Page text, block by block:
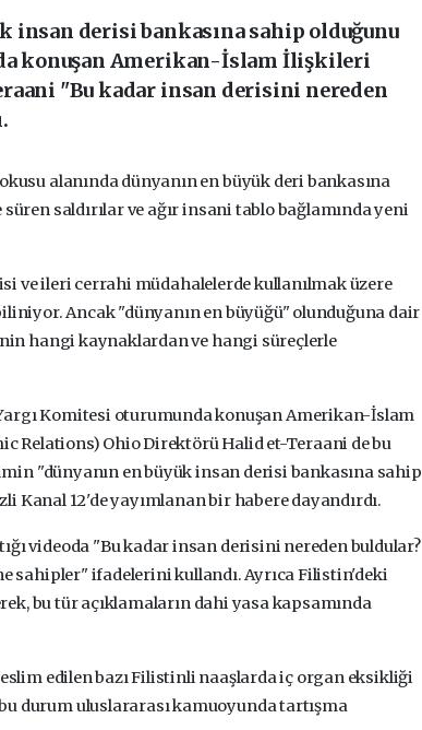
derisi bankasına sahip olduğunu
konuşan Amerikan-İslam İlişkileri
"Bu kadar insan derisini nereden
alanında dünyanın en büyük deri bankasına
saldırılar ve ağır insani tablo bağlamında yeni
ve ileri cerrahi müdahalelerde kullanılmak üzere
Ancak "dünyanın en büyüğü" olunduğuna dair
hangi kaynaklardan ve hangi süreçlerle
Komitesi oturumunda konuşan Amerikan-İslam
Relations) Ohio Direktörü Halid et-Teraani de bu
"dünyanın en büyük insan derisi bankasına sahip
12'de yayımlanan bir habere dayandırdı.
videoda "Bu kadar insan derisini nereden buldular?
sahipler" ifadelerini kullandı. Ayrıca Filistin'deki
bu tür açıklamaların dahi yasa kapsamında
edilen bazı Filistinli naaşlarda iç organ eksikliği
durum uluslararası kamuoyunda tartışma